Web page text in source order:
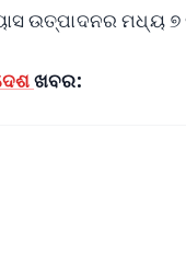
ଉତ୍ପାଦନର ମଧ୍ୟ
ଖବର: